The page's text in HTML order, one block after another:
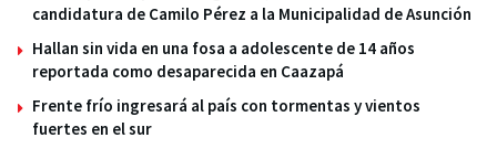
candidatura de Camilo Pérez a la Municipalidad de Asunción
Hallan sin vida en una fosa a adolescente de 14 años
reportada como desaparecida en Caazapá
Frente frío ingresará al país con tormentas y vientos
fuertes en el sur